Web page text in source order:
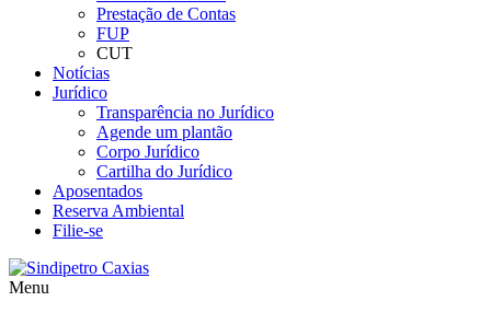
Prestação de Contas
FUP
CUT
Notícias
Jurídico
Transparência no Jurídico
Agende um plantão
Corpo Jurídico
Cartilha do Jurídico
Aposentados
Reserva Ambiental
Filie-se
Menu